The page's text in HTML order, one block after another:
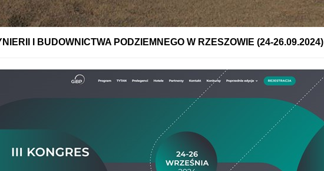
I BUDOWNICTWA PODZIEMNEGO W RZESZOWIE (24-26.09.2024)